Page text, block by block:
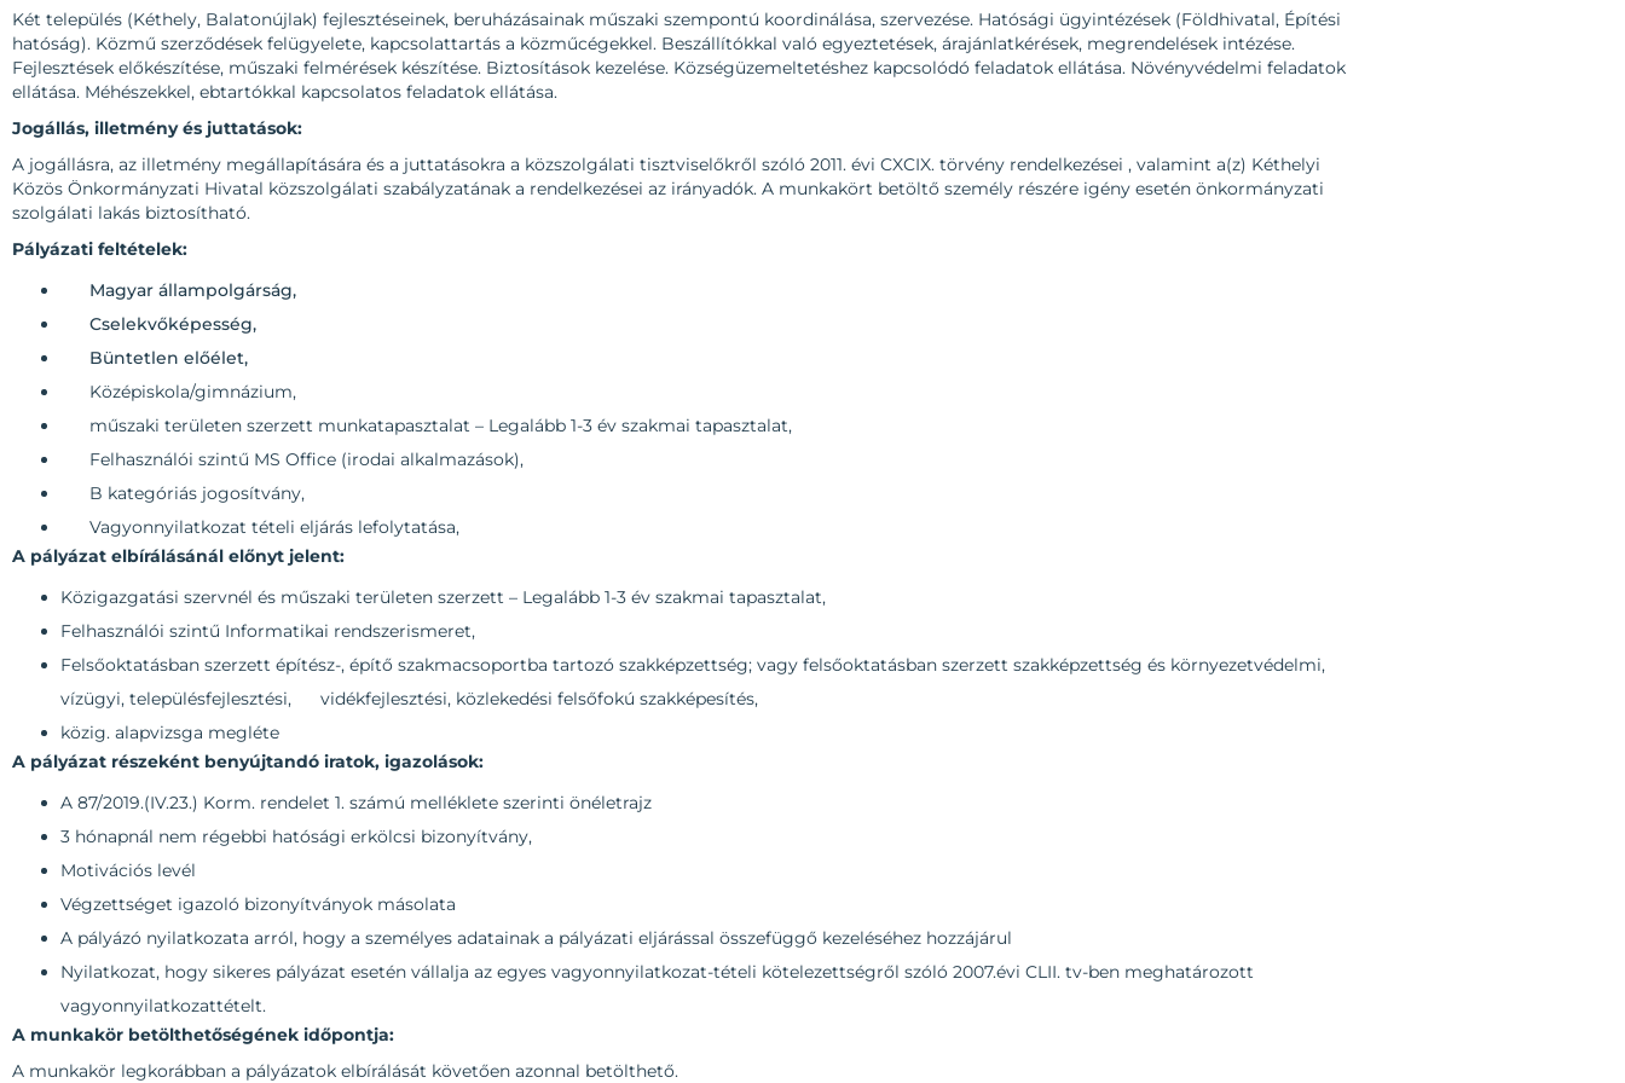
Két település (Kéthely, Balatonújlak) fejlesztéseinek, beruházásainak műszaki szempontú koordinálása, szervezése. Hatósági ügyintézések (Földhivatal, Építési
hatóság). Közmű szerződések felügyelete, kapcsolattartás a közműcégekkel. Beszállítókkal való egyeztetések, árajánlatkérések, megrendelések intézése.
Fejlesztések előkészítése, műszaki felmérések készítése. Biztosítások kezelése. Községüzemeltetéshez kapcsolódó feladatok ellátása. Növényvédelmi feladatok
ellátása. Méhészekkel, ebtartókkal kapcsolatos feladatok ellátása.
Jogállás, illetmény és juttatások:
A jogállásra, az illetmény megállapítására és a juttatásokra a közszolgálati tisztviselőkről szóló 2011. évi CXCIX. törvény rendelkezései , valamint a(z) Kéthelyi
Közös Önkormányzati Hivatal közszolgálati szabályzatának a rendelkezései az irányadók. A munkakört betöltő személy részére igény esetén önkormányzati
szolgálati lakás biztosítható.
Pályázati feltételek:
Magyar állampolgárság,
Cselekvőképesség,
Büntetlen előélet,
Középiskola/gimnázium,
műszaki területen szerzett munkatapasztalat – Legalább 1-3 év szakmai tapasztalat,
Felhasználói szintű MS Office (irodai alkalmazások),
B kategóriás jogosítvány,
Vagyonnyilatkozat tételi eljárás lefolytatása,
A pályázat elbírálásánál előnyt jelent:
Közigazgatási szervnél és műszaki területen szerzett – Legalább 1-3 év szakmai tapasztalat,
Felhasználói szintű Informatikai rendszerismeret,
Felsőoktatásban szerzett építész-, építő szakmacsoportba tartozó szakképzettség; vagy felsőoktatásban szerzett szakképzettség és környezetvédelmi,
vízügyi, településfejlesztési, vidékfejlesztési, közlekedési felsőfokú szakképesítés,
közig. alapvizsga megléte
A pályázat részeként benyújtandó iratok, igazolások:
A 87/2019.(IV.23.) Korm. rendelet 1. számú melléklete szerinti önéletrajz
3 hónapnál nem régebbi hatósági erkölcsi bizonyítvány,
Motivációs levél
Végzettséget igazoló bizonyítványok másolata
A pályázó nyilatkozata arról, hogy a személyes adatainak a pályázati eljárással összefüggő kezeléséhez hozzájárul
Nyilatkozat, hogy sikeres pályázat esetén vállalja az egyes vagyonnyilatkozat-tételi kötelezettségről szóló 2007.évi CLII. tv-ben meghatározott
vagyonnyilatkozattételt.
A munkakör betölthetőségének időpontja:
A munkakör legkorábban a pályázatok elbírálását követően azonnal betölthető.